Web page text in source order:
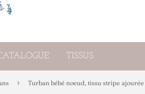
TISSUS
› Turban bébé noeud, tissu stripe ajourée